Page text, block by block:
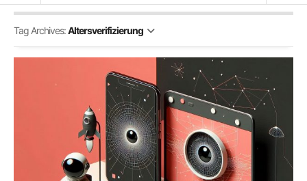
Tag Archives:Altersverifizierung